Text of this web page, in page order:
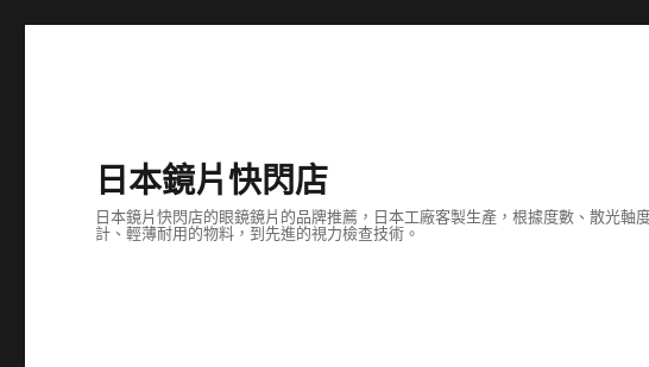
日本鏡片快閃店
日本鏡片快閃店的眼鏡鏡片的品牌推薦，日本工廠客製生產，根據度數、散光
計、輕薄耐用的物料，到先進的視力檢查技術。